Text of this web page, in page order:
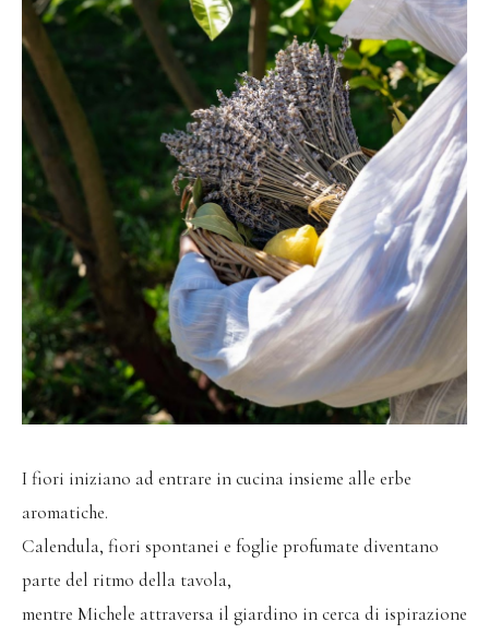
I fiori iniziano ad entrare in cucina insieme alle erbe
aromatiche.
Calendula, fiori spontanei e foglie profumate diventano
parte del ritmo della tavola,
mentre Michele attraversa il giardino in cerca di ispirazione